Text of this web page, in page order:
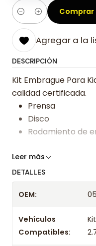
Cantidad
Comprar
Agregar a la
DESCRIPCIÓN
Kit Embrague Para
calidad certificada.
Prensa
Disco
Rodamiento de
Somos especialistas
tienda previo
Leer más
DETALLES
OEM:
Vehículos
Compatibles: